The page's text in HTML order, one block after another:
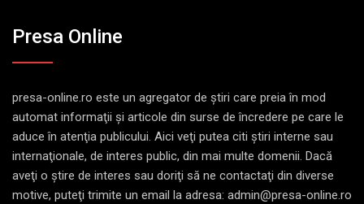
Presa Online
presa-online.ro este un agregator de ştiri care preia în mod
automat informaţii şi articole din surse de încredere pe care le
aduce în atenţia publicului. Aici veţi putea citi ştiri interne sau
internaţionale, de interes public, din mai multe domenii. Dacă
aveţi o ştire de interes sau doriţi să ne contactaţi din diverse
motive, puteţi trimite un email la adresa: admin@presa-online.ro